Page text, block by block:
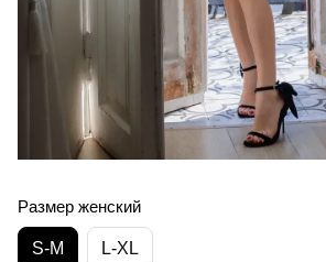
Размер женский
S-M L-XL